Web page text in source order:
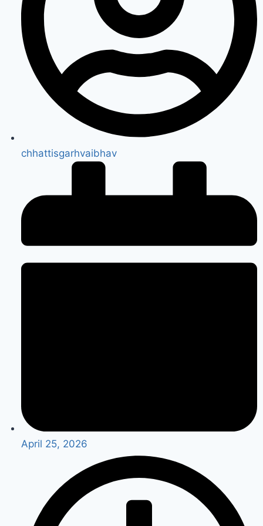
chhattisgarhvaibhav
April 25, 2026